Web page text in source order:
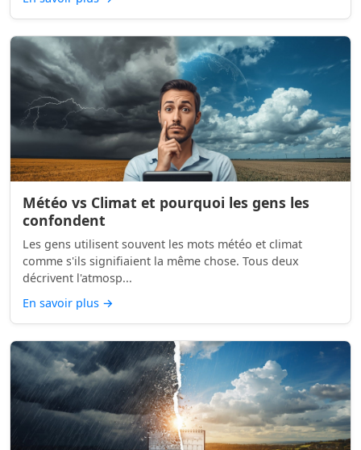
Météo vs Climat et pourquoi les gens les
confondent
Les gens utilisent souvent les mots météo et climat
comme s'ils signifiaient la même chose. Tous deux
décrivent l'atmosp...
En savoir plus →